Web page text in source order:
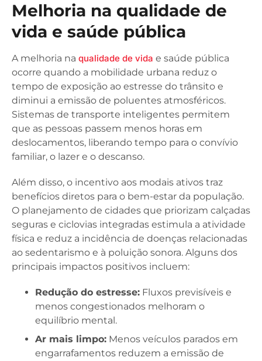
Melhoria na qualidade de
vida e saúde pública
A melhoria na qualidade de vida e saúde pública
ocorre quando a mobilidade urbana reduz o
tempo de exposição ao estresse do trânsito e
diminui a emissão de poluentes atmosféricos.
Sistemas de transporte inteligentes permitem
que as pessoas passem menos horas em
deslocamentos, liberando tempo para o convívio
familiar, o lazer e o descanso.
Além disso, o incentivo aos modais ativos traz
benefícios diretos para o bem-estar da população.
O planejamento de cidades que priorizam calçadas
seguras e ciclovias integradas estimula a atividade
física e reduz a incidência de doenças relacionadas
ao sedentarismo e à poluição sonora. Alguns dos
principais impactos positivos incluem:
Redução do estresse: Fluxos previsíveis e
menos congestionados melhoram o
equilíbrio mental.
Ar mais limpo: Menos veículos parados em
engarrafamentos reduzem a emissão de